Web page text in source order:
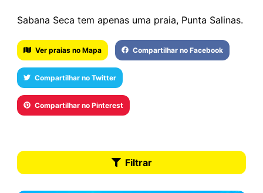
Sabana Seca tem apenas uma praia, Punta Salinas.
Ver praias no Mapa Compartilhar no Facebook
Compartilhar no Twitter
Compartilhar no Pinterest
Filtrar